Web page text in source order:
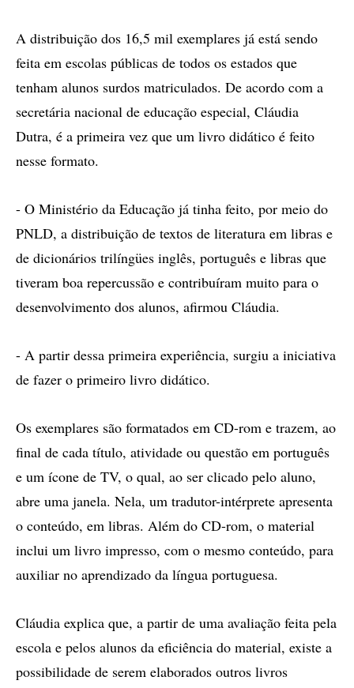
A distribuição dos 16,5 mil exemplares já está sendo
feita em escolas públicas de todos os estados que
tenham alunos surdos matriculados. De acordo com a
secretária nacional de educação especial, Cláudia
Dutra, é a primeira vez que um livro didático é feito
nesse formato.
- O Ministério da Educação já tinha feito, por meio do
PNLD, a distribuição de textos de literatura em libras e
de dicionários trilíngües inglês, português e libras que
tiveram boa repercussão e contribuíram muito para o
desenvolvimento dos alunos, afirmou Cláudia.
- A partir dessa primeira experiência, surgiu a iniciativa
de fazer o primeiro livro didático.
Os exemplares são formatados em CD-rom e trazem, ao
final de cada título, atividade ou questão em português
e um ícone de TV, o qual, ao ser clicado pelo aluno,
abre uma janela. Nela, um tradutor-intérprete apresenta
o conteúdo, em libras. Além do CD-rom, o material
inclui um livro impresso, com o mesmo conteúdo, para
auxiliar no aprendizado da língua portuguesa.
Cláudia explica que, a partir de uma avaliação feita pela
escola e pelos alunos da eficiência do material, existe a
possibilidade de serem elaborados outros livros